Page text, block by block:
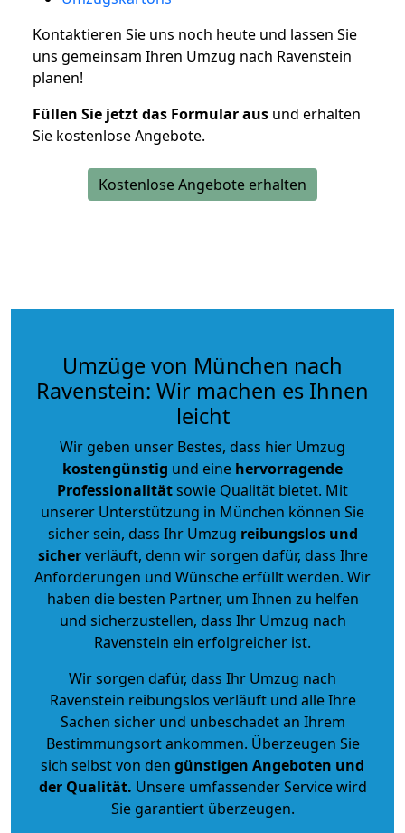
Kontaktieren Sie uns noch heute und lassen Sie
uns gemeinsam Ihren Umzug nach Ravenstein
planen!
Füllen Sie jetzt das Formular aus und erhalten
Sie kostenlose Angebote.
Kostenlose Angebote erhalten
Umzüge von München nach
Ravenstein: Wir machen es Ihnen
leicht
Wir geben unser Bestes, dass hier Umzug
kostengünstig und eine hervorragende
Professionalitätsowie Qualität bietet. Mit
unserer Unterstützung in München können Sie
sicher sein, dass Ihr Umzug reibungslos und
sicherverläuft, denn wir sorgen dafür, dass Ihre
Anforderungen und Wünsche erfüllt werden. Wir
haben die besten Partner, um Ihnen zu helfen
und sicherzustellen, dass Ihr Umzug nach
Ravenstein ein erfolgreicher ist.
Wir sorgen dafür, dass Ihr Umzug nach
Ravenstein reibungslos verläuft und alle Ihre
Sachen sicher und unbeschadet an Ihrem
Bestimmungsort ankommen. Überzeugen Sie
sich selbst von den günstigen Angeboten und
der Qualität. Unsere umfassender Service wird
Sie garantiert überzeugen.